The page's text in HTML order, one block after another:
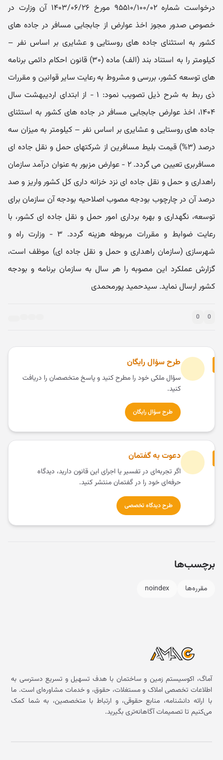
درخواست شماره ۹۵۵۱۰/۱۰۰/۰۲ مورخ ۱۴۰۳/۰۶/۲۶ آن وزارت در
خصوص صدور مجوز اخذ عوارض از جابجایی مسافر در جاده های
کشور به استثنای جاده های روستایی و عشایری بر اساس نفر –
کیلومتر را به استناد بند (الف) ماده (۳۰) قانون احکام دائمی برنامه
های توسعه کشور،‌ بررسی و مشروط به رعایت سایر قوانین و مقررات
ذی ربط به شرح ذیل تصویب نمود: ۱ - از ابتدای اردیبهشت سال
۱۴۰۴، اخذ عوارض جابجایی مسافر در جاده های کشور به استثنای
جاده های روستایی و عشایری بر اساس نفر – کیلومتر به میزان سه
درصد (۳%) قیمت بلیط مسافرین از شرکتهای حمل و نقل جاده ای
مسافربری تعیین می گردد. ۲ - عوارض مزبور به عنوان درآمد سازمان
راهداری و حمل و نقل جاده ای نزد خزانه داری کل کشور واریز و صد
درصد آن در چارچوب بودجه مصوب اصلاحیه بودجه آن سازمان برای
توسعه، نگهداری و بهره برداری امور حمل و نقل جاده ای کشور، با
رعایت ضوابط و مقررات مربوطه هزینه گردد. ۳ - وزارت راه و
شهرسازی (سازمان راهداری و حمل و نقل جاده ای) موظف است،
گزارش عملکرد این مصوبه را هر سال به سازمان برنامه و بودجه
کشور ارسال نماید. سیدحمید پورمحمدی
0
0
طرح سؤال رایگان
سؤال ملکی خود را مطرح کنید و پاسخ متخصصان را دریافت
کنید.
طرح سؤال رایگان
دعوت به گفتمان
اگر تجربه‌ای در تفسیر یا اجرای این قانون دارید، دیدگاه
حرفه‌ای خود را در گفتمان منتشر کنید.
طرح دیدگاه تخصصی
برچسب‌ها
مقرره‌ها noindex
آماگ، اکوسیستم زمین و ساختمان با هدف تسهیل و تسریع دسترسی به
اطلاعات تخصصی املاک و مستغلات، حقوق، و خدمات مشاوره‌ای است. ما
با ارائه دانشنامه، منابع حقوقی، و ارتباط با متخصصین، به شما کمک
می‌کنیم تا تصمیمات آگاهانه‌تری بگیرید.